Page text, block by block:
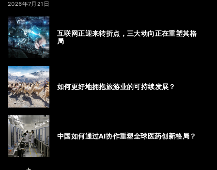
2026年7月21日
互联网正迎来转折点，三大动向正在重塑其格
局
如何更好地拥抱旅游业的可持续发展？
中国如何通过AI协作重塑全球医药创新格局？